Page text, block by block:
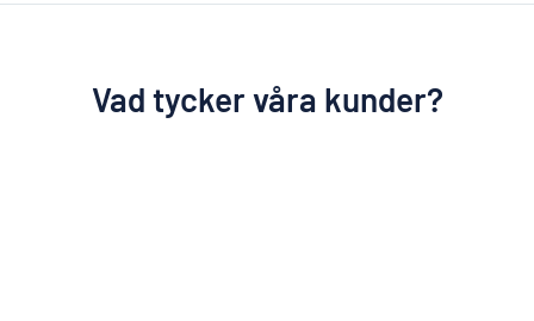
Vad tycker våra kunder?